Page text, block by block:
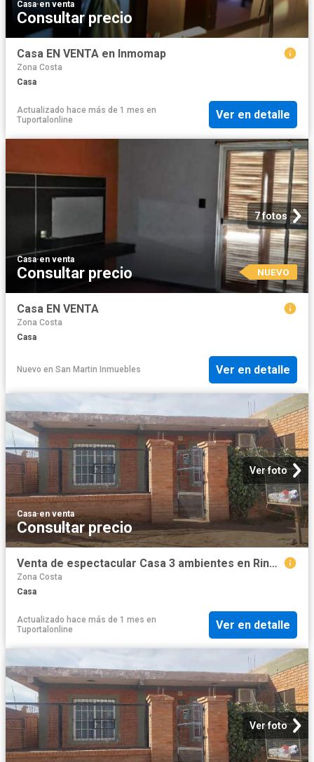
Casa·en venta
Consultar precio
Casa EN VENTA en Inmomap
Zona Costa
Casa
Actualizado hace más de 1 mes en
Tuportalonline
Ver en detalle
7 fotos
Casa·en venta
Consultar precio NUEVO
Casa EN VENTA
Zona Costa
Casa
Nuevo en San Martin Inmuebles Ver en detalle
Ver foto
Casa·en venta
Consultar precio
Venta de espectacular Casa 3 ambientes en Rincón de los Sauces
Zona Costa
Casa
Actualizado hace más de 1 mes en
Tuportalonline
Ver en detalle
Ver foto